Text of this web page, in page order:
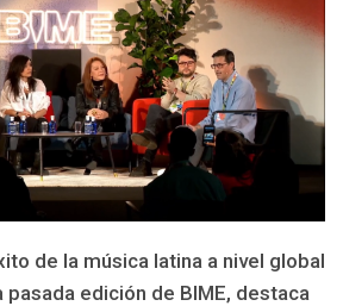
de la música latina a nivel global
pasada edición de BIME, destaca